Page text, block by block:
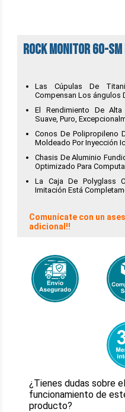
Rock Monitor 60-
Las Cúpulas De
Compensan Los ángulos
El Rendimiento De Alta
Suave, Puro,
Conos De Polipropileno
Moldeado Por Inyección
Chasis De Aluminio
Optimizado Para
La Caja De Polyglass
Imitación Está
Comunícate con un
adicional!!
¿Tienes dudas sobre el
funcionamiento de
producto?